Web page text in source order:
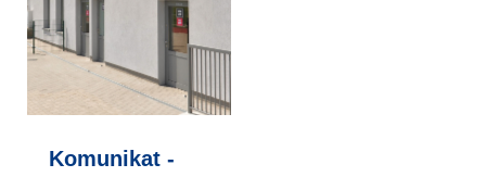
Komunikat -